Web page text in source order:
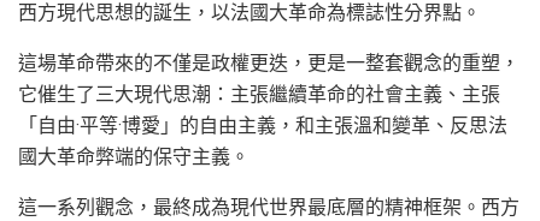
西方現代思想的誕生，以法國大革命為標誌性分界點。
這場革命帶來的不僅是政權更迭，更是一整套觀念的重塑，
它催生了三大現代思潮：主張繼續革命的社會主義、主張
「自由·平等·博愛」的自由主義，和主張溫和變革、反思法
國大革命弊端的保守主義。
這一系列觀念，最終成為現代世界最底層的精神框架。西方